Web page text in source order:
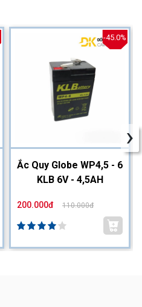
-45.0%
Ắc Quy Globe WP4,5 - 6
KLB 6V - 4,5AH
200.000đ 110.000đ
›